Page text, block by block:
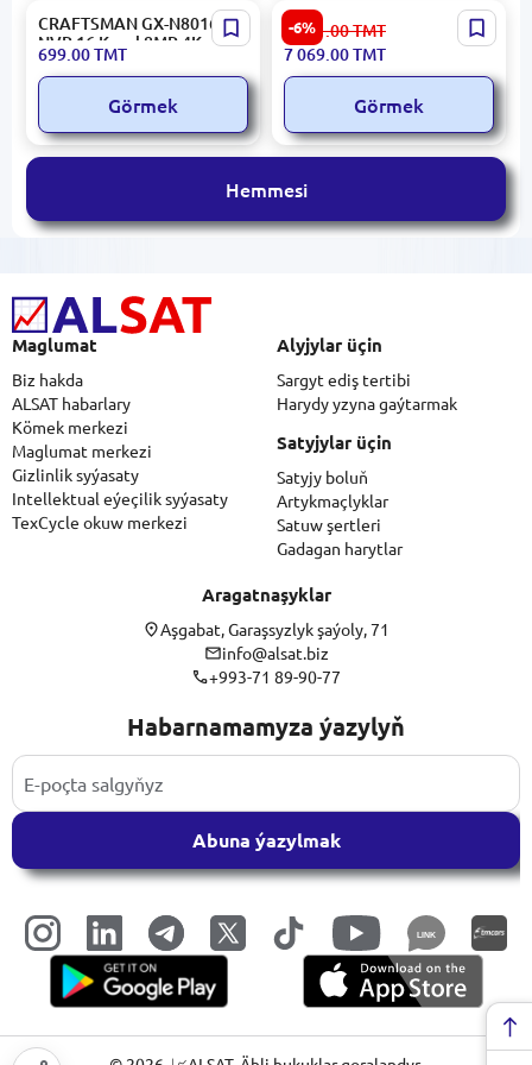
CRAFTSMAN GX-N8016H1 |
NVR 16 Kanal 8MP 4K
1xSATA
699.00TMT
Görmek
-6%
Hikvision DS-7732NXI-I4/S |
NVR 32 Kanal 4 HDD
Goldawly
7 521.00TMT
7 069.00TMT
Görmek
Hemmesi
Maglumat
Biz hakda
ALSAT habarlary
Kömek merkezi
Maglumat merkezi
Gizlinlik syýasaty
Intellektual eýeçilik syýasaty
TexCycle okuw merkezi
Alyjylar üçin
Sargyt ediş tertibi
Harydy yzyna gaýtarmak
Satyjylar üçin
Satyjy boluň
Artykmaçlyklar
Satuw şertleri
Gadagan harytlar
Aragatnaşyklar
Aşgabat, Garaşsyzlyk şaýoly, 71
info@alsat.biz
+993-71 89-90-77
Habarnamamyza ýazylyň
Abuna ýazylmak
LINK